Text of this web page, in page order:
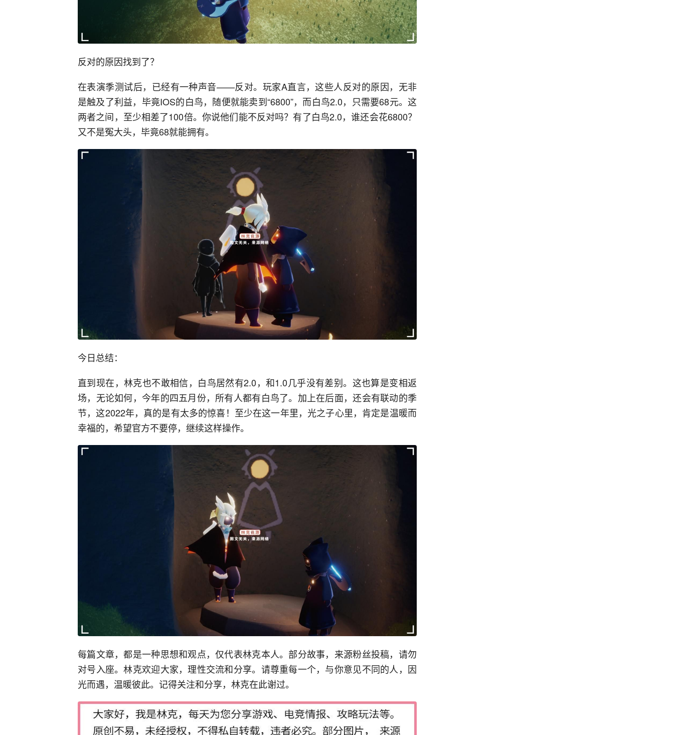
反对的原因找到了？
在表演季测试后，已经有一种声音——反对。玩家A直言，这些人反对的原因，无非
是触及了利益，毕竟IOS的白鸟，随便就能卖到“6800”，而白鸟2.0，只需要68元。这
两者之间，至少相差了100倍。你说他们能不反对吗？有了白鸟2.0，谁还会花6800？
又不是冤大头，毕竟68就能拥有。
今日总结：
直到现在，林克也不敢相信，白鸟居然有2.0，和1.0几乎没有差别。这也算是变相返
场，无论如何，今年的四五月份，所有人都有白鸟了。加上在后面，还会有联动的季
节，这2022年，真的是有太多的惊喜！至少在这一年里，光之子心里，肯定是温暖而
幸福的，希望官方不要停，继续这样操作。
每篇文章，都是一种思想和观点，仅代表林克本人。部分故事，来源粉丝投稿，请勿
对号入座。林克欢迎大家，理性交流和分享。请尊重每一个，与你意见不同的人，因
光而遇，温暖彼此。记得关注和分享，林克在此谢过。